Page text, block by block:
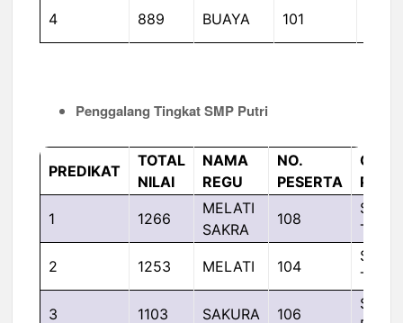
4 889 BUAYA 101
Penggalang Tingkat SMP Putri
PREDIKAT
TOTAL
NILAI
NAMA
REGU
NO.
PESERTA
1 1266
MELATI
SAKRA
108
2 1253 MELATI 104
3 1103 SAKURA 106
SMP